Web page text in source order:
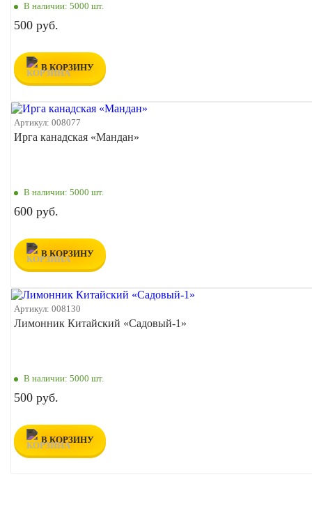
В наличии: 5000 шт.
500 руб.
В КОРЗИНУ
Артикул: 008077
Ирга канадская «Мандан»
В наличии: 5000 шт.
600 руб.
В КОРЗИНУ
Артикул: 008130
Лимонник Китайский «Садовый-1»
В наличии: 5000 шт.
500 руб.
В КОРЗИНУ